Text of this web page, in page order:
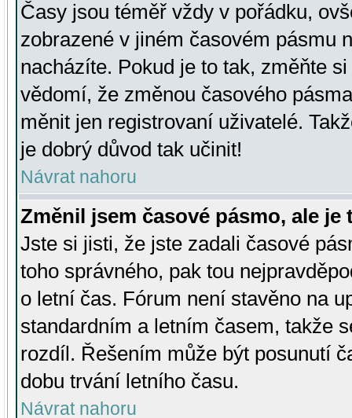
Časy jsou téměř vždy v pořádku,
zobrazené v jiném časovém pásmu
nacházíte. Pokud je to tak, změňte
vědomí, že změnou časového
měnit jen registrovaní uživatelé.
je dobrý důvod tak učinit!
Návrat nahoru
Změnil jsem časové pásmo, ale je
Jste si jisti, že jste zadali časové
toho správného, pak tou
o letní čas. Fórum není stavěno na
standardním a letním časem, takže
rozdíl. Řešením může být posunutí
dobu trvání letního času.
Návrat nahoru